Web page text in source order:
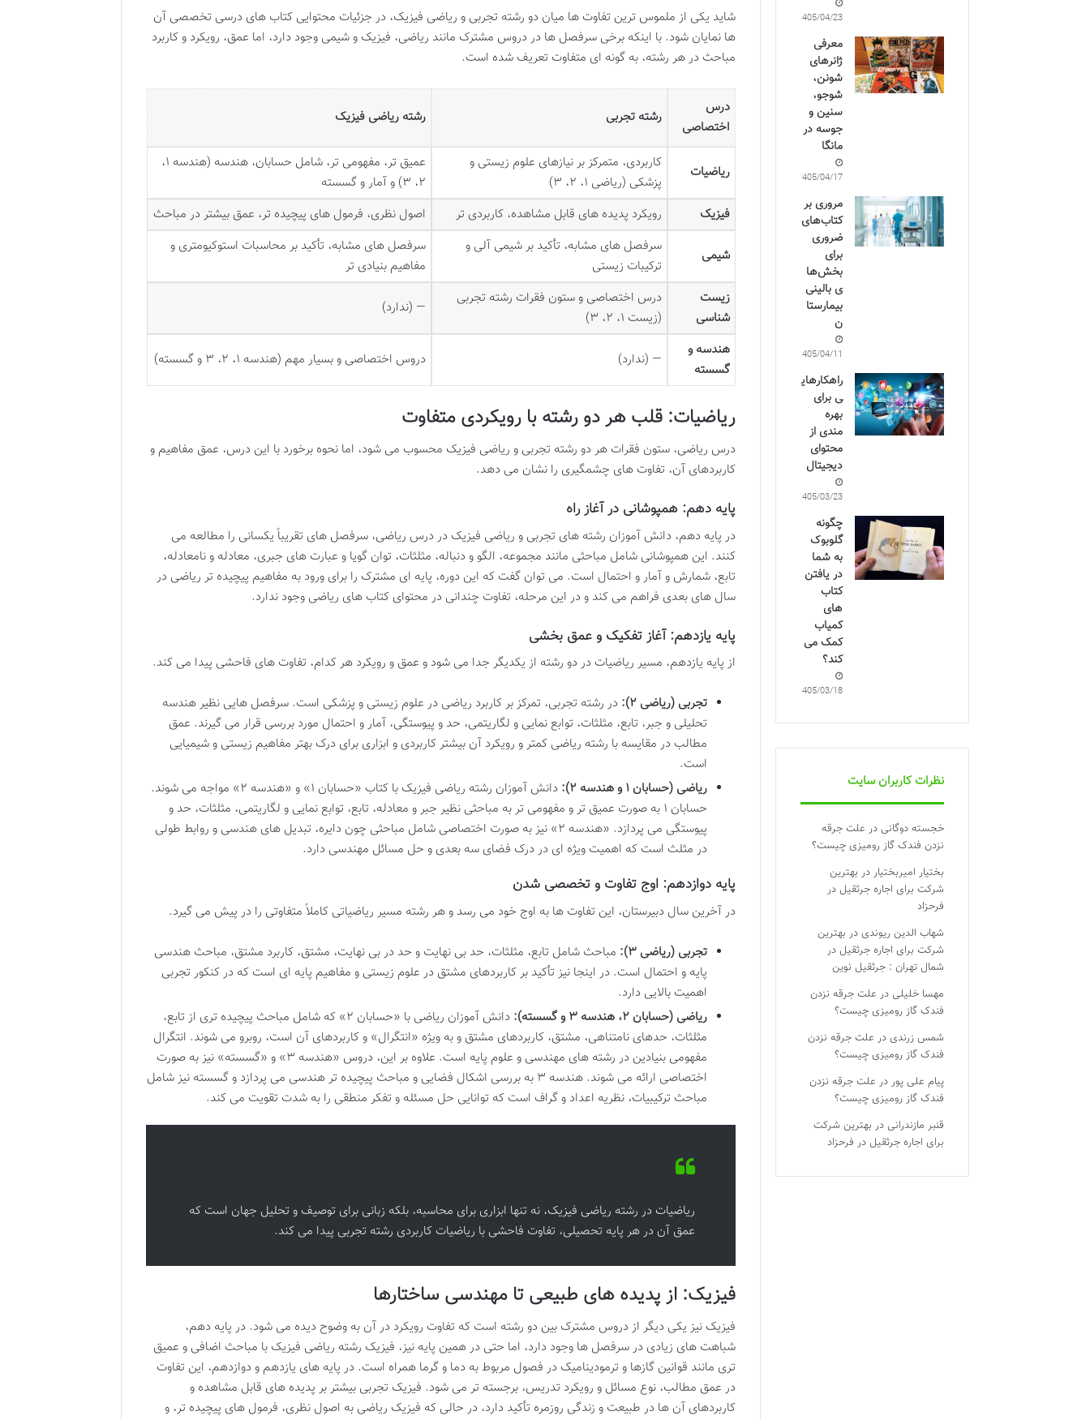
شاید یکی از ملموس ترین تفاوت ها میان دو رشته تجربی و ریاضی فیزیک، در جزئیات محتوایی کتاب های درسی تخصصی آن
ها نمایان شود. با اینکه برخی سرفصل ها در دروس مشترک مانند ریاضی، فیزیک و شیمی وجود دارد، اما عمق، رویکرد و کاربرد
مباحث در هر رشته، به گونه ای متفاوت تعریف شده است.
درس
اختصاصی
رشته تجربی رشته ریاضی فیزیک
ریاضیات
کاربردی، متمرکز بر نیازهای علوم زیستی و
پزشکی (ریاضی ۱، ۲، ۳)
عمیق تر، مفهومی تر، شامل حسابان، هندسه (هندسه ۱،
۲، ۳) و آمار و گسسته
فیزیک
رویکرد پدیده های قابل مشاهده، کاربردی تر اصول نظری، فرمول های پیچیده تر، عمق بیشتر در مباحث
شیمی
سرفصل های مشابه، تأکید بر شیمی آلی و
ترکیبات زیستی
سرفصل های مشابه، تأکید بر محاسبات استوکیومتری و
مفاهیم بنیادی تر
زیست
شناسی
درس اختصاصی و ستون فقرات رشته تجربی
(زیست ۱، ۲، ۳)
— (ندارد)
هندسه و
گسسته
— (ندارد) دروس اختصاصی و بسیار مهم (هندسه ۱، ۲، ۳ و گسسته)
ریاضیات: قلب هر دو رشته با رویکردی متفاوت
درس ریاضی، ستون فقرات هر دو رشته تجربی و ریاضی فیزیک محسوب می شود، اما نحوه برخورد با این درس، عمق مفاهیم و
کاربردهای آن، تفاوت های چشمگیری را نشان می دهد.
پایه دهم: همپوشانی در آغاز راه
در پایه دهم، دانش آموزان رشته های تجربی و ریاضی فیزیک در درس ریاضی، سرفصل های تقریباً یکسانی را مطالعه می
کنند. این همپوشانی شامل مباحثی مانند مجموعه، الگو و دنباله، مثلثات، توان گویا و عبارت های جبری، معادله و نامعادله،
تابع، شمارش و آمار و احتمال است. می توان گفت که این دوره، پایه ای مشترک را برای ورود به مفاهیم پیچیده تر ریاضی در
سال های بعدی فراهم می کند و در این مرحله، تفاوت چندانی در محتوای کتاب های ریاضی وجود ندارد.
پایه یازدهم: آغاز تفکیک و عمق بخشی
از پایه یازدهم، مسیر ریاضیات در دو رشته از یکدیگر جدا می شود و عمق و رویکرد هر کدام، تفاوت های فاحشی پیدا می کند.
تجربی (ریاضی ۲):
در رشته تجربی، تمرکز بر کاربرد ریاضی در علوم زیستی و پزشکی است. سرفصل هایی نظیر هندسه
تحلیلی و جبر، تابع، مثلثات، توابع نمایی و لگاریتمی، حد و پیوستگی، آمار و احتمال مورد بررسی قرار می گیرند. عمق
مطالب در مقایسه با رشته ریاضی کمتر و رویکرد آن بیشتر کاربردی و ابزاری برای درک بهتر مفاهیم زیستی و شیمیایی
است.
ریاضی (حسابان ۱ و هندسه ۲):
دانش آموزان رشته ریاضی فیزیک با کتاب «حسابان ۱» و «هندسه ۲» مواجه می شوند.
حسابان ۱ به صورت عمیق تر و مفهومی تر به مباحثی نظیر جبر و معادله، تابع، توابع نمایی و لگاریتمی، مثلثات، حد و
پیوستگی می پردازد. «هندسه ۲» نیز به صورت اختصاصی شامل مباحثی چون دایره، تبدیل های هندسی و روابط طولی
در مثلث است که اهمیت ویژه ای در درک فضای سه بعدی و حل مسائل مهندسی دارد.
پایه دوازدهم: اوج تفاوت و تخصصی شدن
در آخرین سال دبیرستان، این تفاوت ها به اوج خود می رسد و هر رشته مسیر ریاضیاتی کاملاً متفاوتی را در پیش می گیرد.
تجربی (ریاضی ۳):
مباحث شامل تابع، مثلثات، حد بی نهایت و حد در بی نهایت، مشتق، کاربرد مشتق، مباحث هندسی
پایه و احتمال است. در اینجا نیز تأکید بر کاربردهای مشتق در علوم زیستی و مفاهیم پایه ای است که در کنکور تجربی
اهمیت بالایی دارد.
ریاضی (حسابان ۲، هندسه ۳ و گسسته):
دانش آموزان ریاضی با «حسابان ۲» که شامل مباحث پیچیده تری از تابع،
مثلثات، حدهای نامتناهی، مشتق، کاربردهای مشتق و به ویژه «انتگرال» و کاربردهای آن است، روبرو می شوند. انتگرال
مفهومی بنیادین در رشته های مهندسی و علوم پایه است. علاوه بر این، دروس «هندسه ۳» و «گسسته» نیز به صورت
اختصاصی ارائه می شوند. هندسه ۳ به بررسی اشکال فضایی و مباحث پیچیده تر هندسی می پردازد و گسسته نیز شامل
مباحث ترکیبیات، نظریه اعداد و گراف است که توانایی حل مسئله و تفکر منطقی را به شدت تقویت می کند.
ریاضیات در رشته ریاضی فیزیک، نه تنها ابزاری برای محاسبه، بلکه زبانی برای توصیف و تحلیل جهان است که
عمق آن در هر پایه تحصیلی، تفاوت فاحشی با ریاضیات کاربردی رشته تجربی پیدا می کند.
فیزیک: از پدیده های طبیعی تا مهندسی ساختارها
فیزیک نیز یکی دیگر از دروس مشترک بین دو رشته است که تفاوت رویکرد در آن به وضوح دیده می شود. در پایه دهم،
شباهت های زیادی در سرفصل ها وجود دارد، اما حتی در همین پایه نیز، فیزیک رشته ریاضی فیزیک با مباحث اضافی و عمیق
تری مانند قوانین گازها و ترمودینامیک در فصول مربوط به دما و گرما همراه است. در پایه های یازدهم و دوازدهم، این تفاوت
در عمق مطالب، نوع مسائل و رویکرد تدریس، برجسته تر می شود. فیزیک تجربی بیشتر بر پدیده های قابل مشاهده و
کاربردهای آن ها در طبیعت و زندگی روزمره تأکید دارد، در حالی که فیزیک ریاضی به اصول نظری، فرمول های پیچیده تر، و
1405/04/23
معرفی
ژانرهای
شونن،
شوجو،
سنین و
جوسه در
مانگا
1405/04/17
مروری بر
کتاب‌های
ضروری
برای
بخش‌ها
ی بالینی
بیمارستا
ن
1405/04/11
راهکارهای
ی برای
بهره
مندی از
محتوای
دیجیتال
1405/03/23
چگونه
گلوبوک
به شما
در یافتن
کتاب
های
کمیاب
کمک می
کند؟
1405/03/18
نظرات کاربران سایت
خجسته دوگانی در علت جرقه
نزدن فندک گاز رومیزی چیست؟
بختیار امیربختیار در بهترین
شرکت برای اجاره جرثقیل در
فرحزاد
شهاب الدین ریوندی در بهترین
شرکت برای اجاره جرثقیل در
شمال تهران : جرثقیل نوین
مهسا خلیلی در علت جرقه نزدن
فندک گاز رومیزی چیست؟
شمس زرندی در علت جرقه نزدن
فندک گاز رومیزی چیست؟
پیام علی پور در علت جرقه نزدن
فندک گاز رومیزی چیست؟
قنبر مازندرانی در بهترین شرکت
برای اجاره جرثقیل در فرحزاد